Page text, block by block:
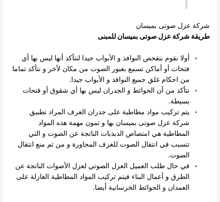
شركة عزل صوتى بميسان
طريقة شركة عزل صوتى بميسان للمبنى
أولا نقوم بتفحص النوافذ و الأبواب جيدا لنتأكد أنها ليس بها أي
فتحات أو أماكن تسمع بعبور الصوت من مكان لأخر و نتأكد تماما
من احكام غلق جميع النوافذ و الأبواب جيدا.
نتأكد من أن الحوائط و الجدران ليس بها أي شقوق أو فتحات
بسيطة.
يتم تركيب مواد مطاطية على جدران الغرف المراد تطبيق
شركة عزل صوتى بميسان بها و تمون مهمة هذه المواد
المطاطية هي امتصاص الذبذبات الناتجة عن الصوت و التي
تتسبب في انتقال الصوت للغرف المجاورة و من ثم منع انتقال
الصوت.
في حال طلب العميل العزل الصوتي لعزل الأصوات الناتجة عن
الطرق و أعمال البناء فيتم تركيب المواد المطاطية العازلة على
العمدان و الحوائط الخرسانية أيضا.